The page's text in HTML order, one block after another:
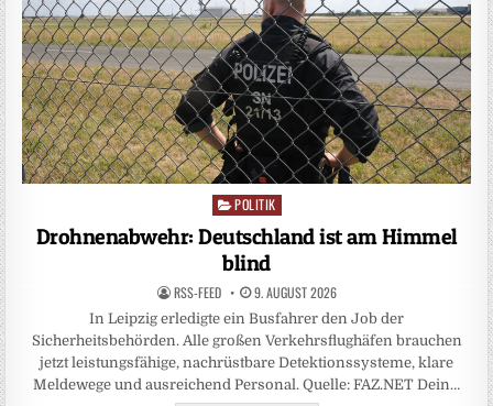
Posted
POLITIK
Drohnenabwehr: Deutschland ist am Himmel
blind
RSS-FEED 9. AUGUST 2026
In Leipzig erledigte ein Busfahrer den Job der
Sicherheitsbehörden. Alle großen Verkehrsflughäfen brauchen
jetzt leistungsfähige, nachrüstbare Detektionssysteme, klare
Meldewege und ausreichend Personal. Quelle: FAZ.NET Dein…